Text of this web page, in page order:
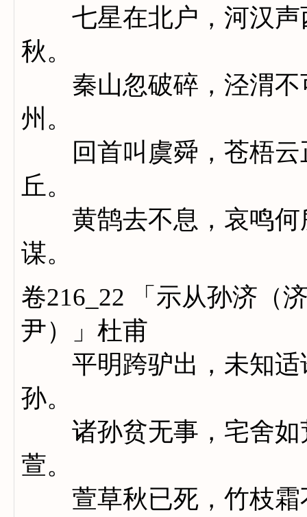
七星在北户，河汉声
秋。
秦山忽破碎，泾渭不
州。
回首叫虞舜，苍梧云
丘。
黄鹄去不息，哀鸣何
谋。
卷216_22 「示从孙济（
尹）」杜甫
平明跨驴出，未知适
孙。
诸孙贫无事，宅舍如
萱。
萱草秋已死，竹枝霜